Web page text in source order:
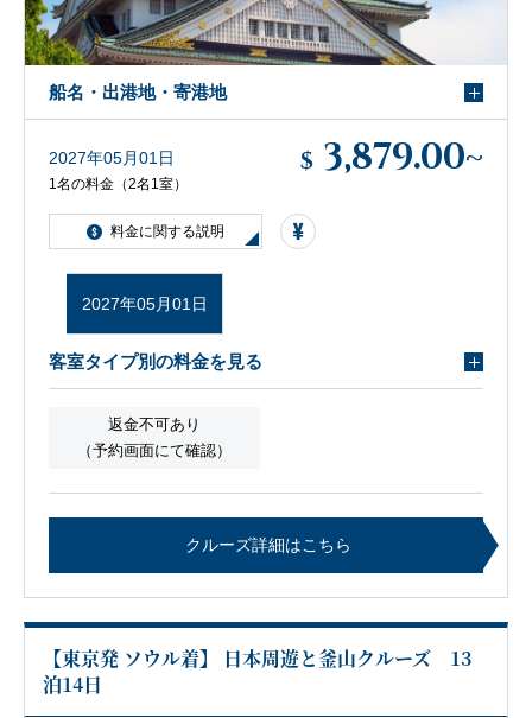
船名・出港地・寄港地
2027年05月01日
1名の料金（2名1室）
$ 3,879.00~
料金に関する説明
2027年05月01日
客室タイプ別の料金を見る
返金不可あり
（予約画面にて確認）
クルーズ詳細はこちら
【東京発 ソウル着】 日本周遊と釜山クルーズ 13
泊14日